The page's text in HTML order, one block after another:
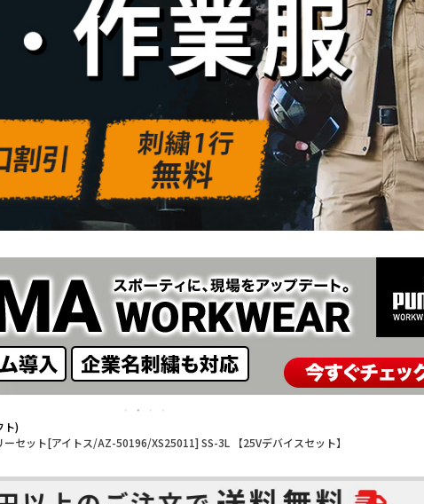
ト)
セット[アイトス/AZ-50196/XS25011] SS-3L 【25Vデバイスセット】